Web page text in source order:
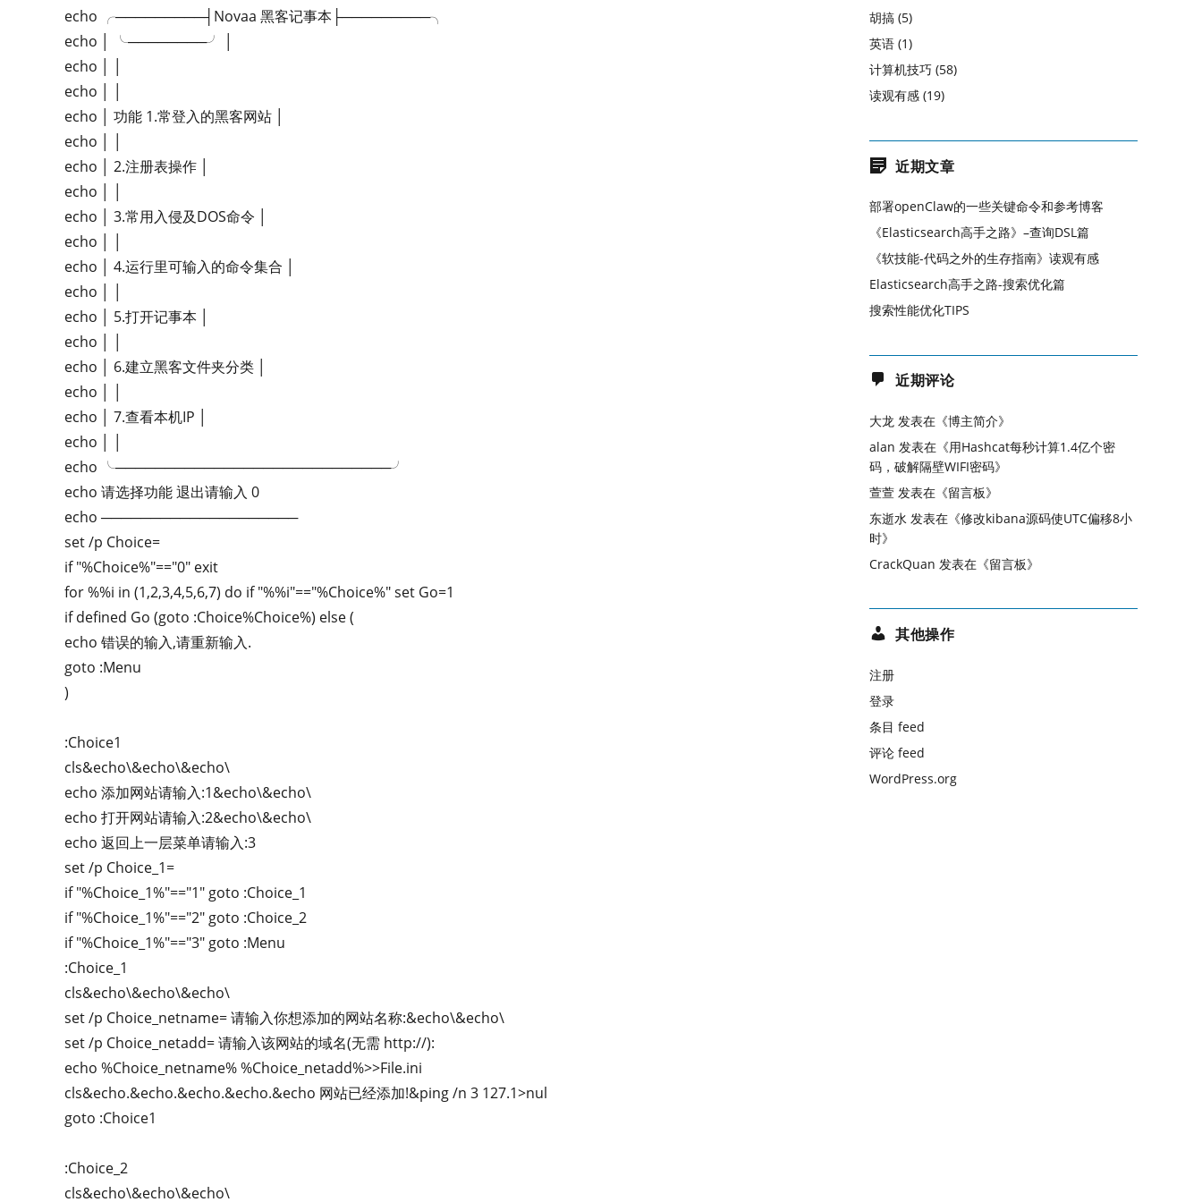
echo ╭─────────┤Novaa 黑客记事本├─────────╮
echo │ ╰────────╯ │
echo │ │
echo │ │
echo │ 功能 1.常登入的黑客网站 │
echo │ │
echo │ 2.注册表操作 │
echo │ │
echo │ 3.常用入侵及DOS命令 │
echo │ │
echo │ 4.运行里可输入的命令集合 │
echo │ │
echo │ 5.打开记事本 │
echo │ │
echo │ 6.建立黑客文件夹分类 │
echo │ │
echo │ 7.查看本机IP │
echo │ │
echo ╰────────────────────────────╯
echo 请选择功能 退出请输入 0
echo ────────────────────
set /p Choice=
if "%Choice%"=="0" exit
for %%i in (1,2,3,4,5,6,7) do if "%%i"=="%Choice%" set Go=1
if defined Go (goto :Choice%Choice%) else (
echo 错误的输入,请重新输入.
goto :Menu
)
:Choice1
cls&echo\&echo\&echo\
echo 添加网站请输入:1&echo\&echo\
echo 打开网站请输入:2&echo\&echo\
echo 返回上一层菜单请输入:3
set /p Choice_1=
if "%Choice_1%"=="1" goto :Choice_1
if "%Choice_1%"=="2" goto :Choice_2
if "%Choice_1%"=="3" goto :Menu
:Choice_1
cls&echo\&echo\&echo\
set /p Choice_netname= 请输入你想添加的网站名称:&echo\&echo\
set /p Choice_netadd= 请输入该网站的域名(无需 http://):
echo %Choice_netname% %Choice_netadd%>>File.ini
cls&echo.&echo.&echo.&echo.&echo 网站已经添加!&ping /n 3 127.1>nul
goto :Choice1
:Choice_2
cls&echo\&echo\&echo\
胡搞 (5)
英语 (1)
计算机技巧 (58)
读观有感 (19)
近期文章
部署openClaw的一些关键命令和参考博客
《Elasticsearch高手之路》–查询DSL篇
《软技能-代码之外的生存指南》读观有感
Elasticsearch高手之路-搜索优化篇
搜索性能优化TIPS
近期评论
大龙 发表在《博主简介》
alan 发表在《用Hashcat每秒计算1.4亿个密
码，破解隔壁WIFI密码》
萱萱 发表在《留言板》
东逝水 发表在《修改kibana源码使UTC偏移8小
时》
CrackQuan 发表在《留言板》
其他操作
注册
登录
条目 feed
评论 feed
WordPress.org